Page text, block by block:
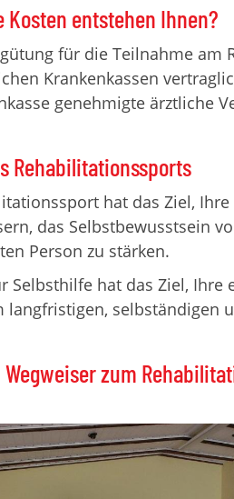
Kosten entstehen Ihnen?
für die Teilnahme am
Krankenkassen
genehmigte ärztliche
Rehabilitationssports
hat das Ziel,
das Selbstbewusstsein
Person zu stärken.
Selbsthilfe hat das Ziel,
langfristigen, selbständigen
Wegweiser zum